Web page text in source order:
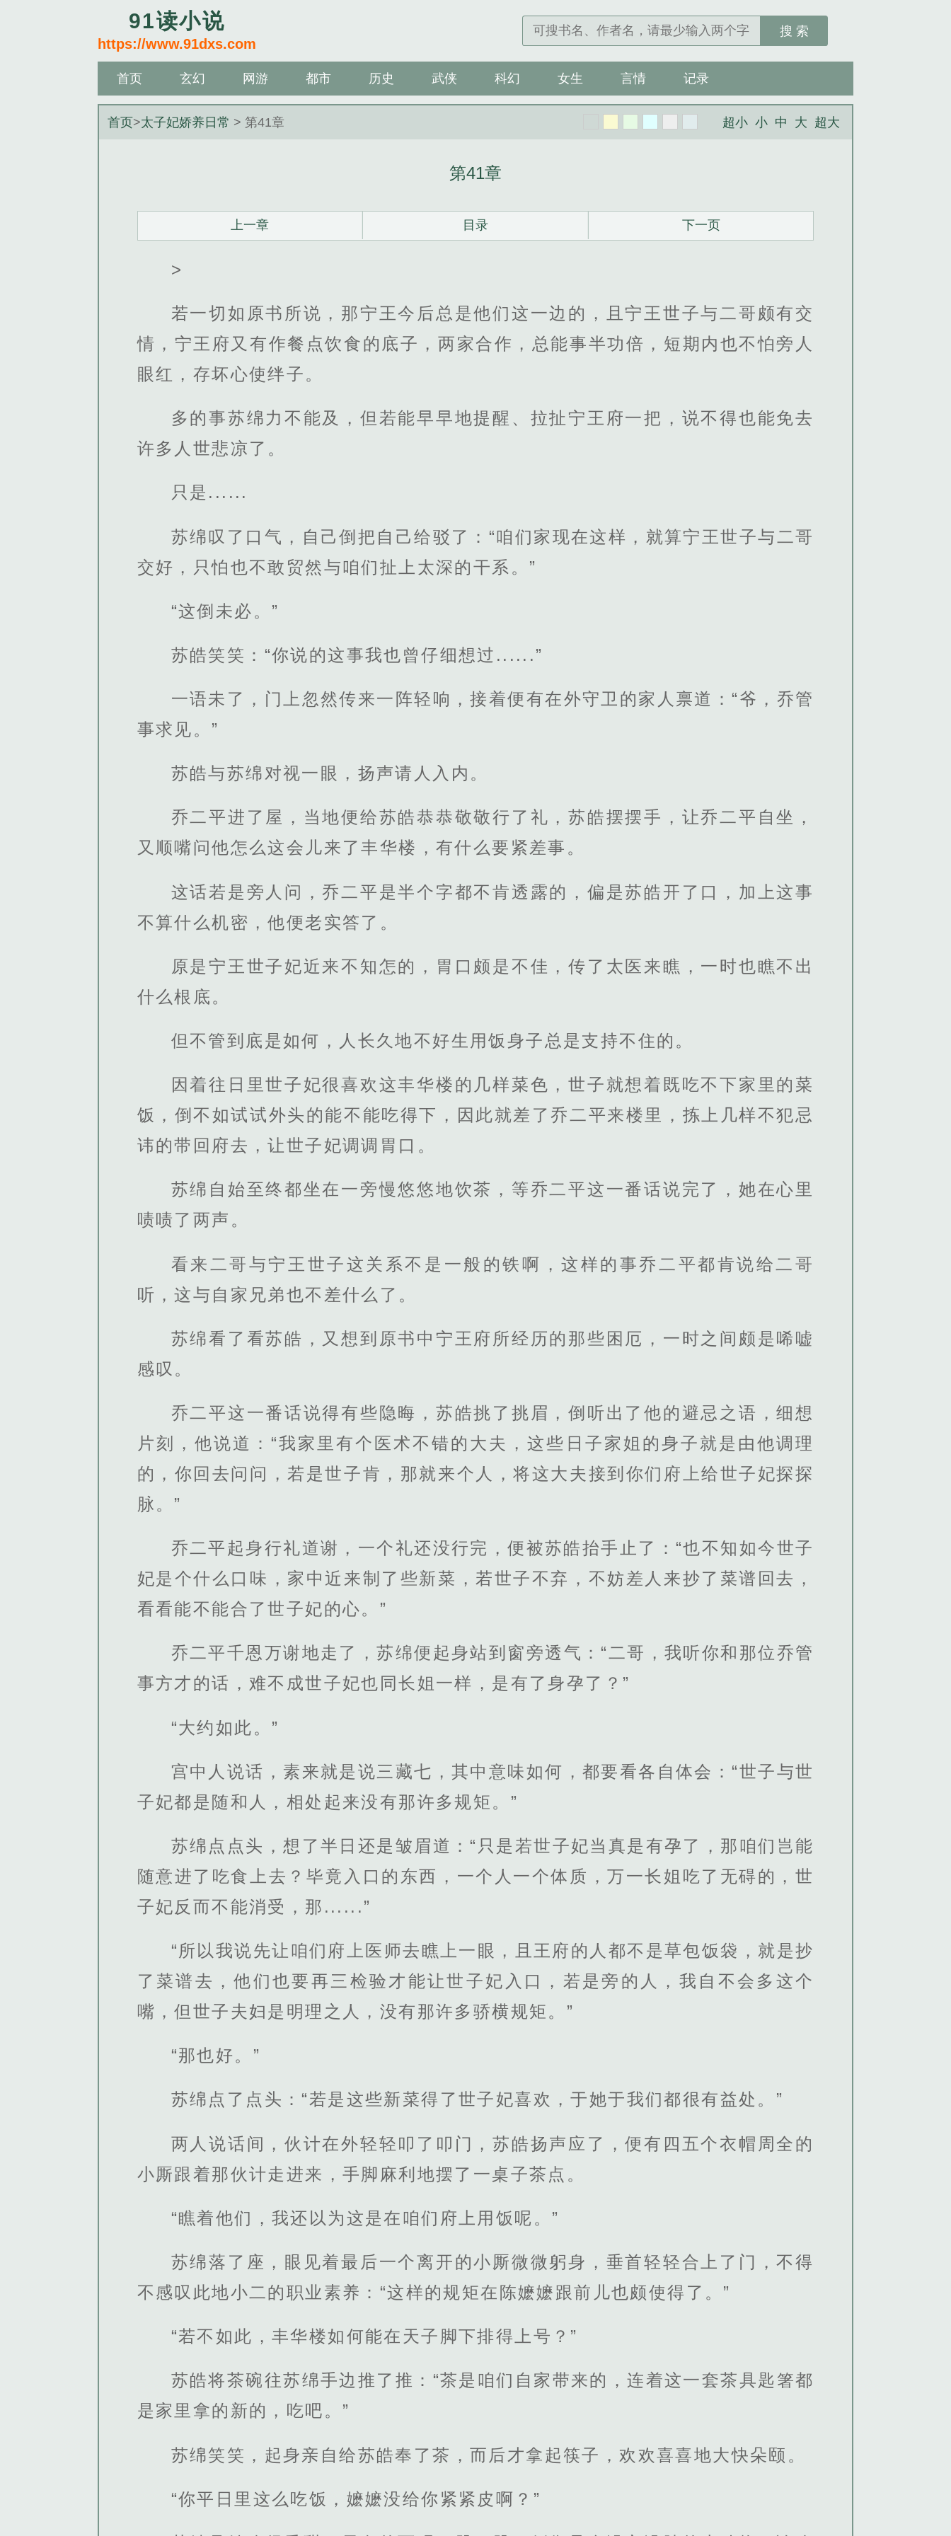
91读小说
https://www.91dxs.com
搜 索
首页 玄幻 网游 都市 历史 武侠 科幻 女生 言情 记录
首页>太子妃娇养日常 > 第41章 超小 小 中 大 超大
第41章
上一章 目录 下一页
>
若一切如原书所说，那宁王今后总是他们这一边的，且宁王世子与二哥颇有交
情，宁王府又有作餐点饮食的底子，两家合作，总能事半功倍，短期内也不怕旁人
眼红，存坏心使绊子。
多的事苏绵力不能及，但若能早早地提醒、拉扯宁王府一把，说不得也能免去
许多人世悲凉了。
只是......
苏绵叹了口气，自己倒把自己给驳了：“咱们家现在这样，就算宁王世子与二哥
交好，只怕也不敢贸然与咱们扯上太深的干系。”
“这倒未必。”
苏皓笑笑：“你说的这事我也曾仔细想过......”
一语未了，门上忽然传来一阵轻响，接着便有在外守卫的家人禀道：“爷，乔管
事求见。”
苏皓与苏绵对视一眼，扬声请人入内。
乔二平进了屋，当地便给苏皓恭恭敬敬行了礼，苏皓摆摆手，让乔二平自坐，
又顺嘴问他怎么这会儿来了丰华楼，有什么要紧差事。
这话若是旁人问，乔二平是半个字都不肯透露的，偏是苏皓开了口，加上这事
不算什么机密，他便老实答了。
原是宁王世子妃近来不知怎的，胃口颇是不佳，传了太医来瞧，一时也瞧不出
什么根底。
但不管到底是如何，人长久地不好生用饭身子总是支持不住的。
因着往日里世子妃很喜欢这丰华楼的几样菜色，世子就想着既吃不下家里的菜
饭，倒不如试试外头的能不能吃得下，因此就差了乔二平来楼里，拣上几样不犯忌
讳的带回府去，让世子妃调调胃口。
苏绵自始至终都坐在一旁慢悠悠地饮茶，等乔二平这一番话说完了，她在心里
啧啧了两声。
看来二哥与宁王世子这关系不是一般的铁啊，这样的事乔二平都肯说给二哥
听，这与自家兄弟也不差什么了。
苏绵看了看苏皓，又想到原书中宁王府所经历的那些困厄，一时之间颇是唏嘘
感叹。
乔二平这一番话说得有些隐晦，苏皓挑了挑眉，倒听出了他的避忌之语，细想
片刻，他说道：“我家里有个医术不错的大夫，这些日子家姐的身子就是由他调理
的，你回去问问，若是世子肯，那就来个人，将这大夫接到你们府上给世子妃探探
脉。”
乔二平起身行礼道谢，一个礼还没行完，便被苏皓抬手止了：“也不知如今世子
妃是个什么口味，家中近来制了些新菜，若世子不弃，不妨差人来抄了菜谱回去，
看看能不能合了世子妃的心。”
乔二平千恩万谢地走了，苏绵便起身站到窗旁透气：“二哥，我听你和那位乔管
事方才的话，难不成世子妃也同长姐一样，是有了身孕了？”
“大约如此。”
宫中人说话，素来就是说三藏七，其中意味如何，都要看各自体会：“世子与世
子妃都是随和人，相处起来没有那许多规矩。”
苏绵点点头，想了半日还是皱眉道：“只是若世子妃当真是有孕了，那咱们岂能
随意进了吃食上去？毕竟入口的东西，一个人一个体质，万一长姐吃了无碍的，世
子妃反而不能消受，那......”
“所以我说先让咱们府上医师去瞧上一眼，且王府的人都不是草包饭袋，就是抄
了菜谱去，他们也要再三检验才能让世子妃入口，若是旁的人，我自不会多这个
嘴，但世子夫妇是明理之人，没有那许多骄横规矩。”
“那也好。”
苏绵点了点头：“若是这些新菜得了世子妃喜欢，于她于我们都很有益处。”
两人说话间，伙计在外轻轻叩了叩门，苏皓扬声应了，便有四五个衣帽周全的
小厮跟着那伙计走进来，手脚麻利地摆了一桌子茶点。
“瞧着他们，我还以为这是在咱们府上用饭呢。”
苏绵落了座，眼见着最后一个离开的小厮微微躬身，垂首轻轻合上了门，不得
不感叹此地小二的职业素养：“这样的规矩在陈嬷嬷跟前儿也颇使得了。”
“若不如此，丰华楼如何能在天子脚下排得上号？”
苏皓将茶碗往苏绵手边推了推：“茶是咱们自家带来的，连着这一套茶具匙箸都
是家里拿的新的，吃吧。”
苏绵笑笑，起身亲自给苏皓奉了茶，而后才拿起筷子，欢欢喜喜地大快朵颐。
“你平日里这么吃饭，嬷嬷没给你紧紧皮啊？”